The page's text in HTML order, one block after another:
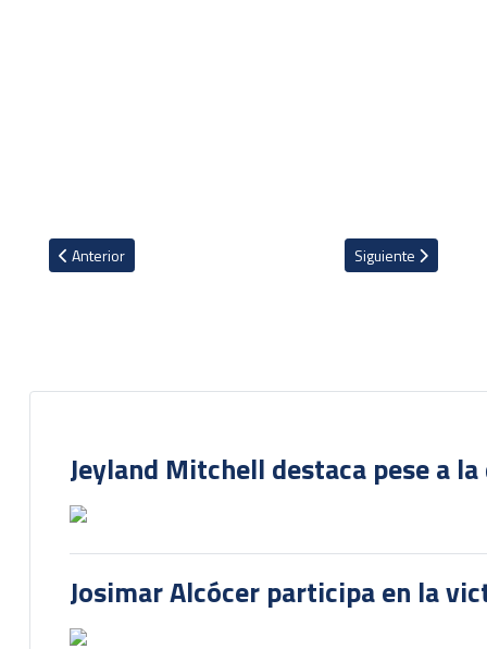
Artículo anterior: Fernán Faerron con mismo panorama en
Anterior Artículo siguiente:
Siguiente
Jeyland Mitchell destaca pese a
Josimar Alcócer participa en la